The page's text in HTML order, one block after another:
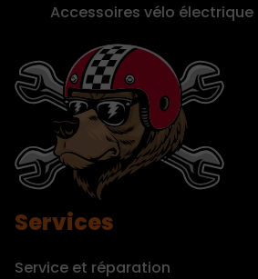
Accessoires vélo électrique
Services
Service et réparation